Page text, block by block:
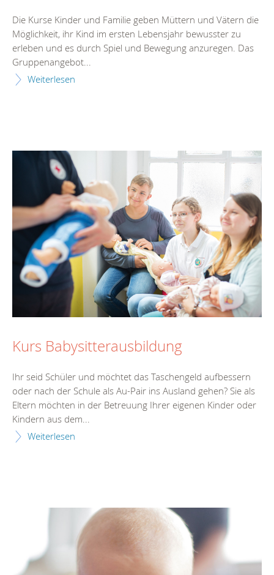
Die Kurse Kinder und Familie geben Müttern und Vätern die
Möglichkeit, ihr Kind im ersten Lebensjahr bewusster zu
erleben und es durch Spiel und Bewegung anzuregen. Das
Gruppenangebot...
Weiterlesen
Kurs Babysitterausbildung
Ihr seid Schüler und möchtet das Taschengeld aufbessern
oder nach der Schule als Au-Pair ins Ausland gehen? Sie als
Eltern möchten in der Betreuung Ihrer eigenen Kinder oder
Kindern aus dem...
Weiterlesen